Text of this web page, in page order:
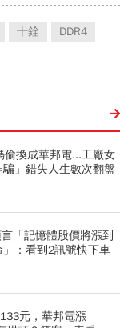
十銓
DDR4
偷換成華邦電...工廠女
」錯失人生數次翻盤
「記憶體股價將漲到
：看到2訊號快下車
元，華邦電漲